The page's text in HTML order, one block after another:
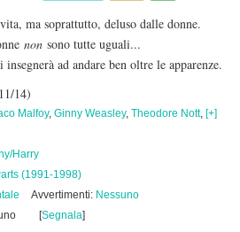
ma soprattutto, deluso dalle donne.
non sono tutte uguali...
ad andare ben oltre le apparenze.
14)
Malfoy, Ginny Weasley, Theodore Nott, [+]
Harry
(1991-1998)
Avvertimenti: Nessuno
[Segnala]